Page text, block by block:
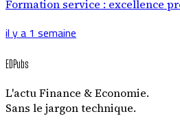
Formation service : excellence
il y a 1 semaine
EDPubs
L'actu Finance & Economie.
Sans le jargon technique.